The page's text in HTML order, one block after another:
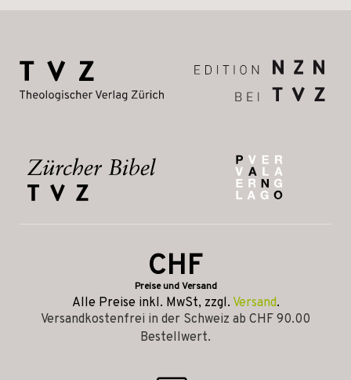
CHF
Preise und Versand
Alle Preise inkl. MwSt, zzgl. Versand.
Versandkostenfrei in der Schweiz ab CHF 90.00
Bestellwert.